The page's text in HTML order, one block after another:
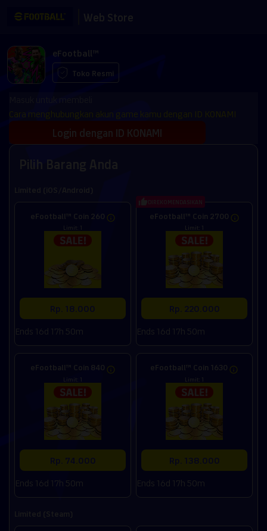
eFootball™
Toko Resmi
Cara menghubungkan akun game kamu dengan ID KONAMI
Login dengan ID KONAMI
eFootball™ Coin 260
Limit: 1
Rp. 18.000
Ends 16d 17h 50m
eFootball™ Coin 2700
Limit: 1
Rp. 220.000
Ends 16d 17h 50m
DIREKOMENDASIKAN
eFootball™ Coin 840
Limit: 1
Rp. 74.000
Ends 16d 17h 50m
eFootball™ Coin 1630
Limit: 1
Rp. 138.000
Ends 16d 17h 50m